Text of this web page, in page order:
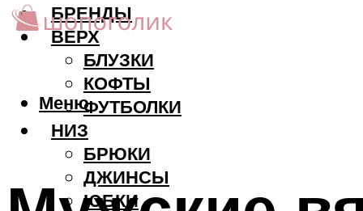
БРЕНДЫ
ВЕРХ
БЛУЗКИ
КОФТЫ
ФУТБОЛКИ
НИЗ
БРЮКИ
ДЖИНСЫ
ЮБКИ
Меню